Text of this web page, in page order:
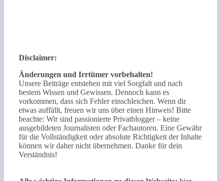
Disclaimer:
Änderungen und Irrtümer vorbehalten!
Unsere Beiträge entstehen mit viel Sorgfalt und nach
bestem Wissen und Gewissen. Dennoch kann es
vorkommen, dass sich Fehler einschleichen. Wenn dir
etwas auffällt, freuen wir uns über einen Hinweis! Bitte
beachte: Wir sind passionierte Privatblogger – keine
ausgebildeten Journalisten oder Fachautoren. Eine Gewähr
für die Vollständigkeit oder absolute Richtigkeit der Inhalte
können wir daher nicht übernehmen. Danke für dein
Verständnis!